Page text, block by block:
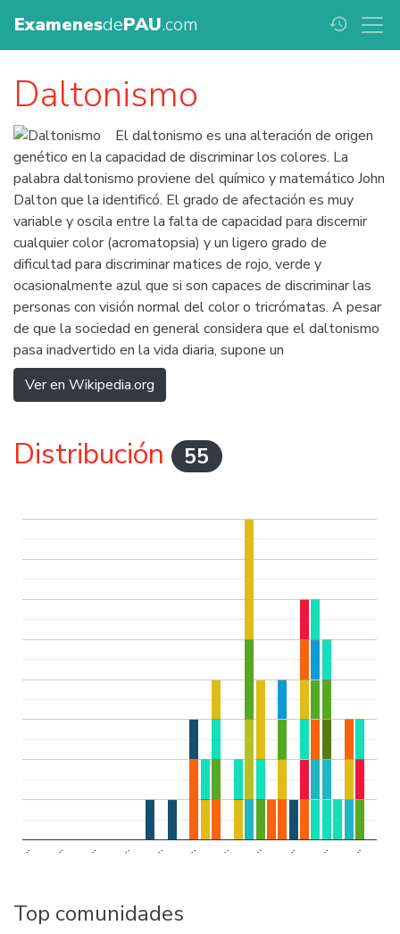
ExamenesdePAU.com history
Daltonismo
El daltonismo es una alteración de origen
genético en la capacidad de discriminar los colores. La
palabra daltonismo proviene del químico y matemático John
Dalton que la identificó. El grado de afectación es muy
variable y oscila entre la falta de capacidad para discernir
cualquier color (acromatopsia) y un ligero grado de
dificultad para discriminar matices de rojo, verde y
ocasionalmente azul que si son capaces de discriminar las
personas con visión normal del color o tricrómatas. A pesar
de que la sociedad en general considera que el daltonismo
pasa inadvertido en la vida diaria, supone un
Ver en Wikipedia.org
Distribución 55
.. .. .. .. .. .. .. .. .. .. ..
Top comunidades